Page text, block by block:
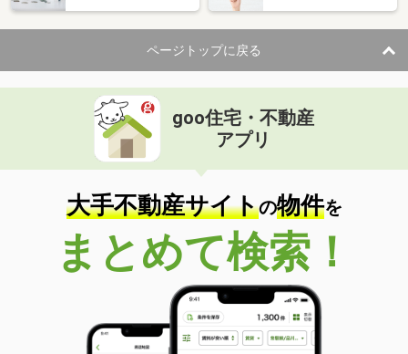
ページトップに戻る
goo住宅・不動産
アプリ
大手不動産サイトの物件を
まとめて検索！